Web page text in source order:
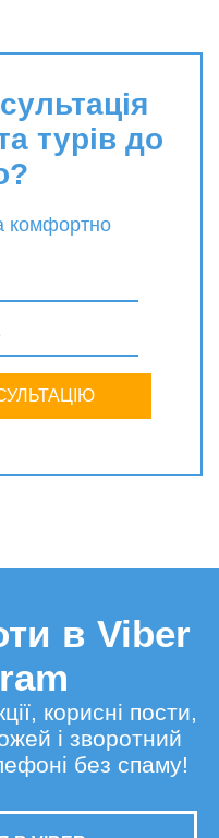
турів до
комфортно
в Viber
корисні пости,
і зворотний
без спаму!